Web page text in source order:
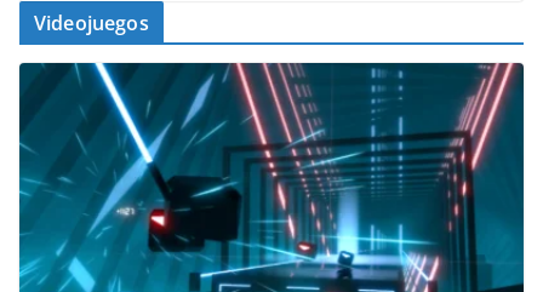
Videojuegos